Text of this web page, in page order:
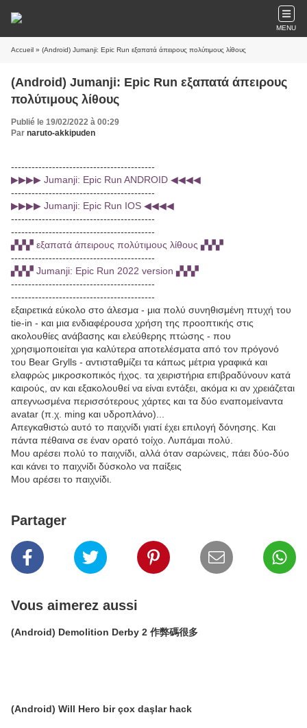
MENU
Accueil » (Android) Jumanji: Epic Run εξαπατά άπειρους πολύτιμους λίθους
(Android) Jumanji: Epic Run εξαπατά άπειρους
πολύτιμους λίθους
Publié le 19/02/2022 à 00:29
Par naruto-akkipuden
------------------------------------------
▶▶▶▶ Jumanji: Epic Run ANDROID ◀◀◀◀
------------------------------------------
▶▶▶▶ Jumanji: Epic Run IOS ◀◀◀◀
------------------------------------------
------------------------------------------
▞▞▞ εξαπατά άπειρους πολύτιμους λίθους ▞▞▞
------------------------------------------
▞▞▞ Jumanji: Epic Run 2022 version ▞▞▞
------------------------------------------
------------------------------------------
εξαιρετικά εύκολο στο άλεσμα - μια πολύ συνηθισμένη πτυχή του
tie-in - και μια ενδιαφέρουσα χρήση της προοπτικής στις
ακολουθίες ανάβασης και ελεύθερης πτώσης - που
χρησιμοποιείται για καλύτερα αποτελέσματα από τον πρόγονό
του Bear Grylls - αντισταθμίζει τα κάπως μέτρια γραφικά και
ελαφρώς μικροσκοπικός ήχος. τα χειριστήρια επιβραδύνουν κατά
καιρούς, αν και εξακολουθεί να είναι εντάξει, ακόμα κι αν χρειάζεται
απεγνωσμένα περισσότερους χάρτες και τα δύο εναπομείναντα
avatar (π.χ. ming και υδροπλάνο)...
Απεγκαθιστώ αυτό το παιχνίδι γιατί έχει επιλογή δόνησης. Και
πάντα πέθαινα σε έναν ορατό τοίχο. Λυπάμαι πολύ.
Μου αρέσει πολύ το παιχνίδι, αλλά όταν σαρώνεις, πάει δύο-δύο
και κάνει το παιχνίδι δύσκολο να παίξεις
Μου αρέσει το παιχνίδι.
Partager
Vous aimerez aussi
(Android) Demolition Derby 2 作弊碼很多
(Android) Will Hero bir çox daşlar hack